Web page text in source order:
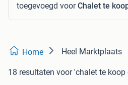
toegevoegd voorChalet te
Home Heel Marktplaats
18 resultaten voor 'chalet te koop